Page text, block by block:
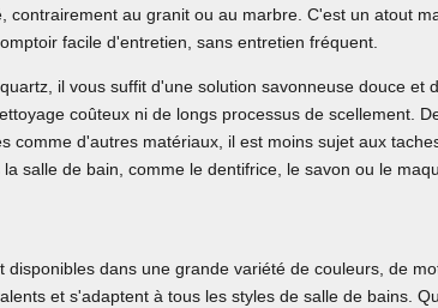
contrairement au granit ou au marbre. C'est un atout
facile d'entretien, sans entretien fréquent.
il vous suffit d'une solution savonneuse douce et
coûteux ni de longs processus de scellement.
comme d'autres matériaux, il est moins sujet aux
salle de bain, comme le dentifrice, le savon ou le
disponibles dans une grande variété de couleurs, de
et s'adaptent à tous les styles de salle de bains.